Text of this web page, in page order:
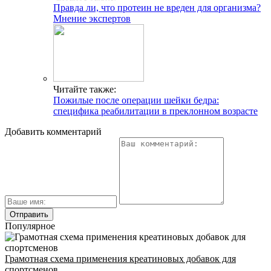
Правда ли, что протеин не вреден для организма?
Мнение экспертов
Читайте также:
Пожилые после операции шейки бедра:
специфика реабилитации в преклонном возрасте
Добавить комментарий
Популярное
Грамотная схема применения креатиновых добавок для